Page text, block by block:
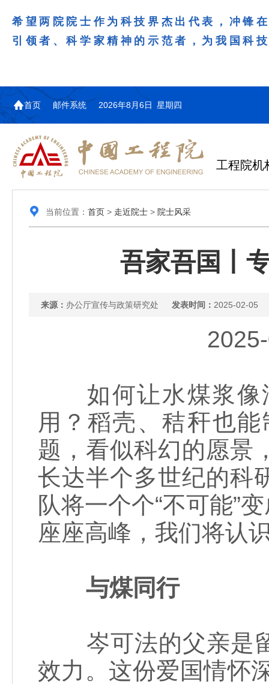
希望两院院士作为科技界杰出代表，冲锋
引领者、科学家精神的示范者，为我国科
首页 邮件系统 2026年8月6日 星期四
工程院机
当前位置： 首页> 走近院士> 院士风采
吾家吾国丨
来源： 办公厅宣传与政策研究处 发表时间： 2025-02-05
如何让水煤浆像
用？稻壳、秸秆也
题，看似科幻的愿景
长达半个多世纪的科
队将一个个“不可能”
座座高峰，我们将认
与煤同行
岑可法的父亲是留
效力。这份爱国情怀